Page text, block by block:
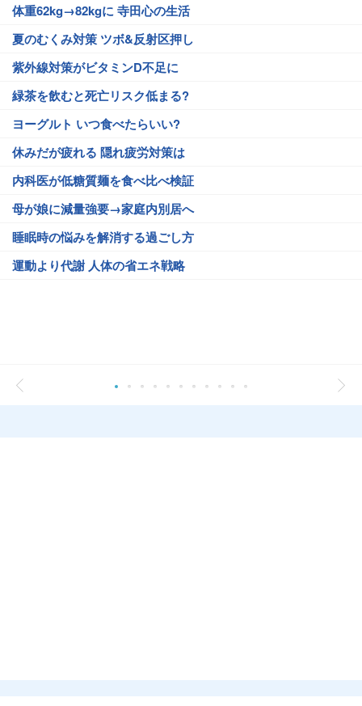
体重62kg→82kgに 寺田心の生活
夏のむくみ対策 ツボ&反射区押し
紫外線対策がビタミンD不足に
緑茶を飲むと死亡リスク低まる?
ヨーグルト いつ食べたらいい?
休みだが疲れる 隠れ疲労対策は
内科医が低糖質麺を食べ比べ検証
母が娘に減量強要→家庭内別居へ
睡眠時の悩みを解消する過ごし方
運動より代謝 人体の省エネ戦略